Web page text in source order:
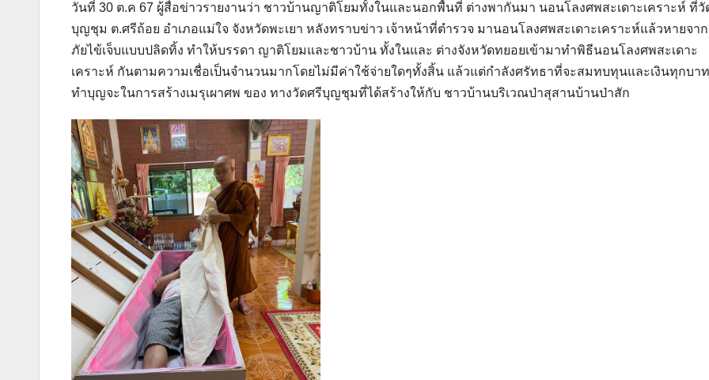
วันที่ 30 ต.ค 67 ผู้สื่อข่าวรายงานว่า ชาวบ้านญาติโยมทั้งในและนอกพื้นที่ ต่างพากันมา นอนโลงศพสะเดาะเคราะห์ ที่วั
บุญชุม ต.ศรีถ้อย อำเภอแม่ใจ จังหวัดพะเยา หลังทราบข่าว เจ้าหน้าที่ตำรวจ มานอนโลงศพสะเดาะเคราะห์แล้วหายจา
ภัยไข้เจ็บแบบปลิดทิ้ง ทำให้บรรดา ญาติโยมและชาวบ้าน ทั้งในและ ต่างจังหวัดทยอยเข้ามาทำพิธีนอนโลงศพสะเดาะ
เคราะห์ กันตามความเชื่อเป็นจำนวนมากโดยไม่มีค่าใช้จ่ายใดๆทั้งสิ้น แล้วแต่กำลังศรัทธาที่จะสมทบทุนและเงินทุกบา
ทำบุญจะในการสร้างเมรุเผาศพ ของ ทางวัดศรีบุญชุมที่ได้สร้างให้กับ ชาวบ้านบริเวณป่าสุสานบ้านป่าสัก